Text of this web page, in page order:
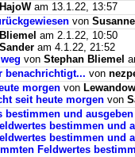
HajoWam 13.1.22, 13:57
von Susanne
am 2.1.22, 10:50
Sander am 4.1.22, 21:52
von Stephan Bliemel
benachrichtigt... von
morgen von
seit heute morgen von
bestimmen und ausgeben
bestimmen und
bestimmen und
Feldwertes